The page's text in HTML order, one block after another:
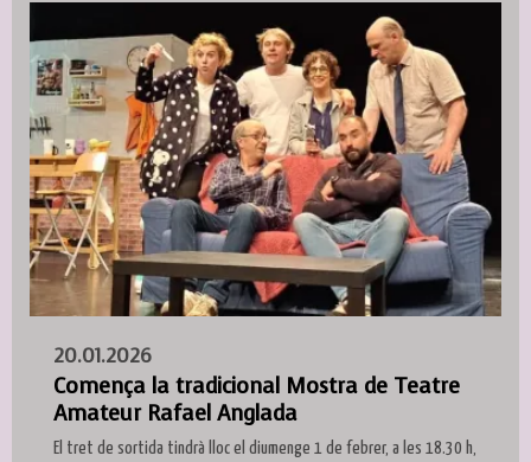
20.01.2026
Comença la tradicional Mostra de Teatre
Amateur Rafael Anglada
El tret de sortida tindrà lloc el diumenge 1 de febrer, a les 18.30 h,